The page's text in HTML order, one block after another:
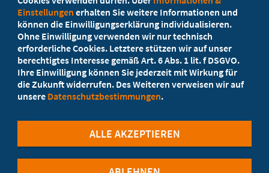
Ansprechpartner
Werden Sie jetzt Mitglied
5 Vorteile einer MB-Mitgliedschaft
Einstellungen erhalten Sie weitere Informationen und
können die Einwilligungserklärung individualisieren.
Ohne Einwilligung verwenden wir nur technisch
erforderliche Cookies. Letztere stützen wir auf unser
berechtigtes Interesse gemäß Art. 6 Abs. 1 lit. f DSGVO.
Ihre Einwilligung können Sie jederzeit mit Wirkung für
die Zukunft widerrufen. Des Weiteren verweisen wir auf
unsere Datenschutzbestimmungen.
ALLE AKZEPTIEREN